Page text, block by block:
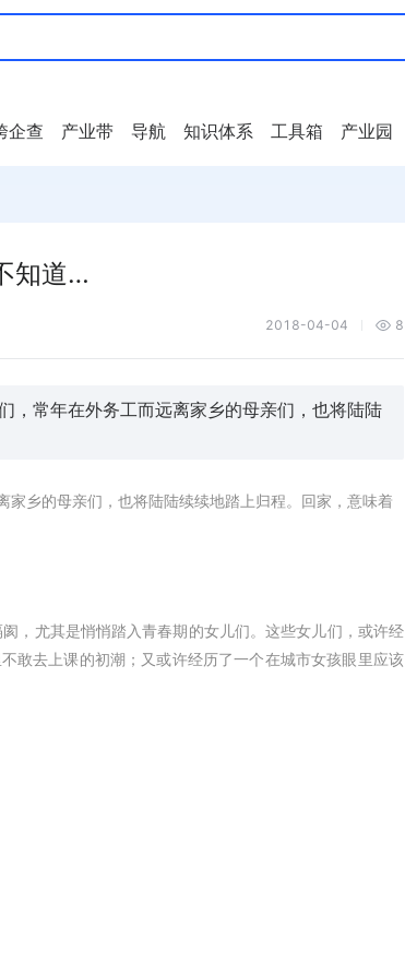
企查 产业带 导航 知识体系 工具箱 产业园
知道…
2018-04-04 8
，常年在外务工而远离家乡的母亲们，也将陆陆
家乡的母亲们，也将陆陆续续地踏上归程。回家，意味着
，尤其是悄悄踏入青春期的女儿们。这些女儿们，或许经
敢去上课的初潮；又或许经历了一个在城市女孩眼里应该